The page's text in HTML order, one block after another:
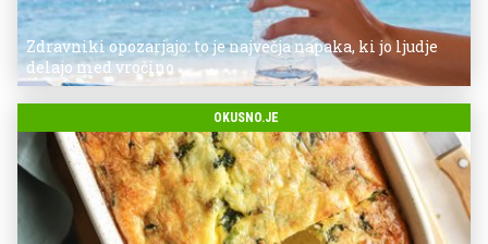
Zdravniki opozarjajo: to je največja napaka, ki jo ljudje
delajo med vročino
OKUSNO.JE